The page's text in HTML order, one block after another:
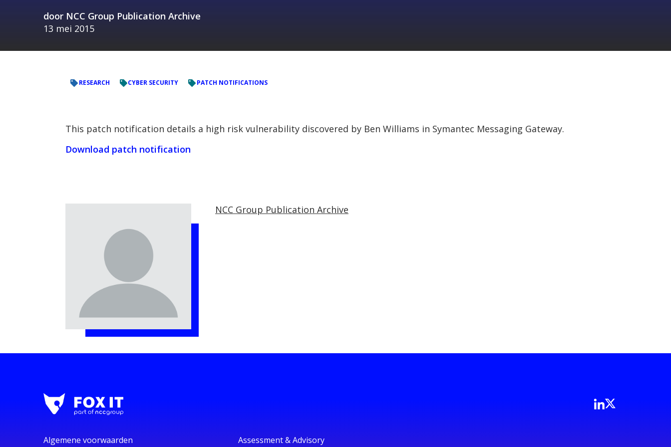
door NCC Group Publication Archive
13 mei 2015
RESEARCH CYBER SECURITY PATCH NOTIFICATIONS
This patch notification details a high risk vulnerability discovered by Ben Williams in Symantec Messaging Gateway.
Download patch notification
NCC Group Publication Archive
Algemene voorwaarden Assessment & Advisory